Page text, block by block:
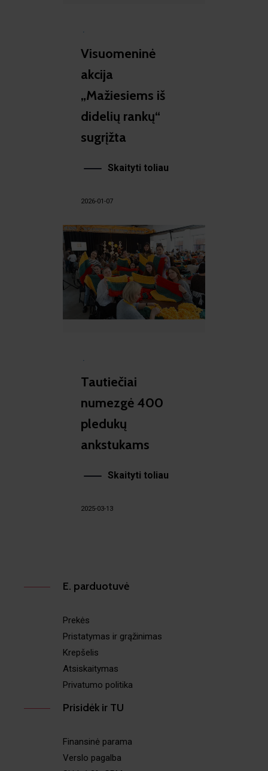
·
Visuomeninė
akcija
„Mažiesiems iš
didelių rankų“
sugrįžta
Skaityti toliau
2026-01-07
·
Tautiečiai
numezgė 400
pledukų
ankstukams
Skaityti toliau
2025-03-13
E. parduotuvė
Prekės
Pristatymas ir grąžinimas
Krepšelis
Atsiskaitymas
Privatumo politika
Prisidėk ir TU
Finansinė parama
Verslo pagalba